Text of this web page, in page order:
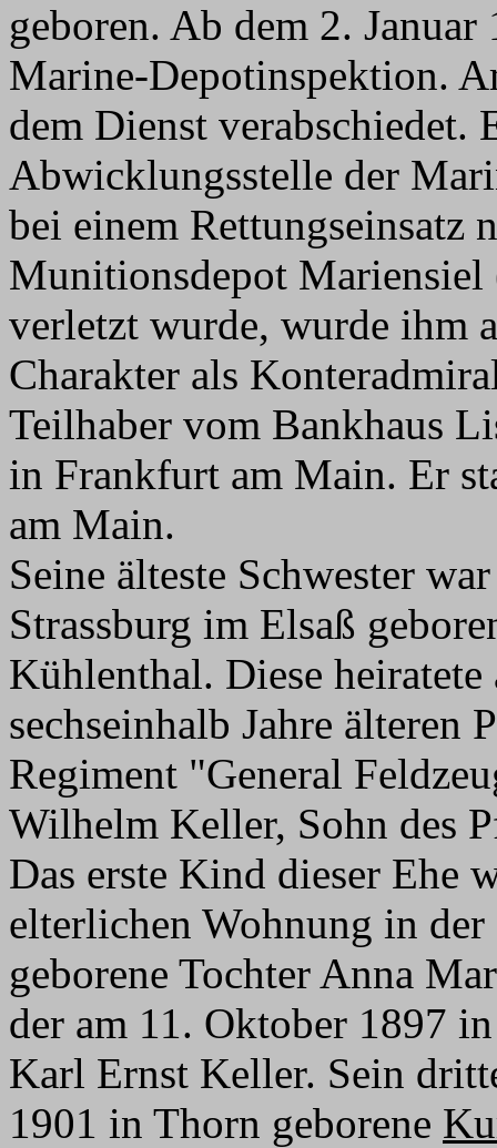
geboren. Ab dem 2.
Marine-Depotinspektion.
dem Dienst verabschiedet.
Abwicklungsstelle der
bei einem Rettungseinsatz
Munitionsdepot Mariensiel
verletzt wurde, wurde ihm
Charakter als
Teilhaber vom Bankhaus
in Frankfurt am Main. Er
am Main.
Seine älteste Schwester
Strassburg im Elsaß
Kühlenthal. Diese
sechseinhalb Jahre
Regiment "General
Wilhelm Keller, Sohn des
Das erste Kind dieser Ehe
elterlichen Wohnung in
geborene Tochter Anna
der am 11. Oktober 1897
Karl Ernst Keller. Sein
1901 in Thorn geborene